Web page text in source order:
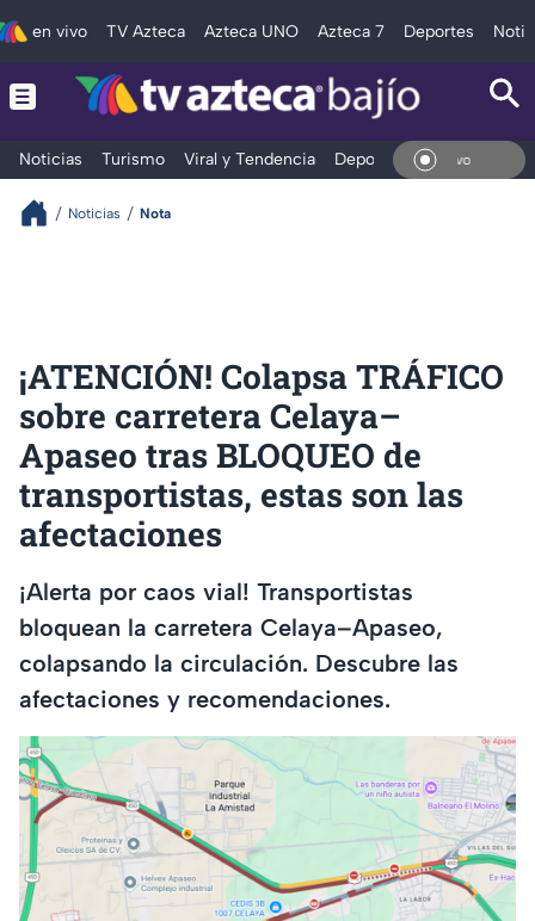
en vivo TV Azteca Azteca UNO Azteca 7 Deportes
Noticias Turismo Viral y Tendencia Deportes Espectáculos
En
Noticias Nota
¡ATENCIÓN! Colapsa TRÁFICO
sobre carretera Celaya–
Apaseo tras BLOQUEO de
transportistas, estas son las
afectaciones
¡Alerta por caos vial! Transportistas
bloquean la carretera Celaya–Apaseo,
colapsando la circulación. Descubre las
afectaciones y recomendaciones.